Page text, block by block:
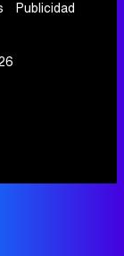
Publicidad